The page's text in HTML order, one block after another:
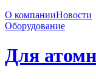
О компанииНовости
Оборудование
Для